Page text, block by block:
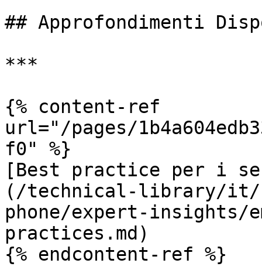
## Approfondimenti
***
{% content-ref
url="/pages/
f0" %}
[Best practice per i
(/technical-library/it/
phone/expert-insights/
practices.md)
{% endcontent-ref %}